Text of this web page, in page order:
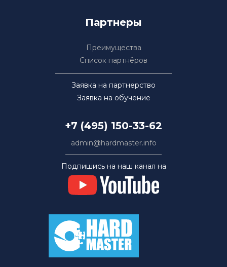
Партнеры
Преимущества
Список партнёров
Заявка на партнерство
Заявка на обучение
+7 (495) 150-33-62
admin@hardmaster.info
Подпишись на наш канал на